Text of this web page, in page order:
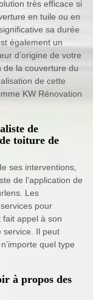
très efficace si
en tuile ou en
sa durée
également un
d’origine de votre
de la couverture du
de cette
KW Rénovation
de
toiture de
ses interventions,
de l’application de
Les
pour
fait appel à son
service. Il peut
quel type
à propos des